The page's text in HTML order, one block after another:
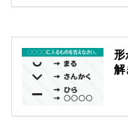
形
解